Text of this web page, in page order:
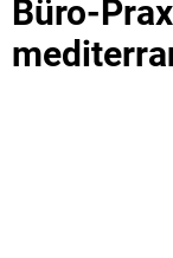
Büro-